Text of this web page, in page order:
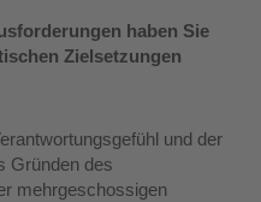
haben Sie
Zielsetzungen
und der
Gründen des
mehrgeschossigen